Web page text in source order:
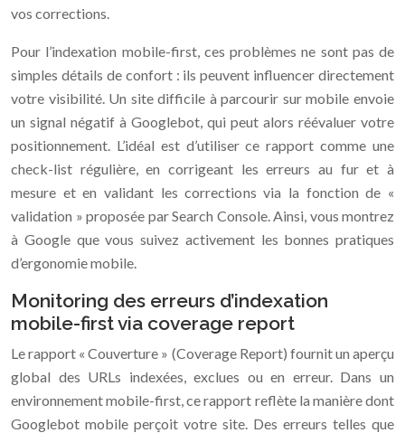
vos corrections.
Pour l’indexation mobile-first, ces problèmes ne sont pas de
simples détails de confort : ils peuvent influencer directement
votre visibilité. Un site difficile à parcourir sur mobile envoie
un signal négatif à Googlebot, qui peut alors réévaluer votre
positionnement. L’idéal est d’utiliser ce rapport comme une
check-list régulière, en corrigeant les erreurs au fur et à
mesure et en validant les corrections via la fonction de «
validation » proposée par Search Console. Ainsi, vous montrez
à Google que vous suivez activement les bonnes pratiques
d’ergonomie mobile.
Monitoring des erreurs d’indexation
mobile-first via coverage report
Le rapport « Couverture » (Coverage Report) fournit un aperçu
global des URLs indexées, exclues ou en erreur. Dans un
environnement mobile-first, ce rapport reflète la manière dont
Googlebot mobile perçoit votre site. Des erreurs telles que